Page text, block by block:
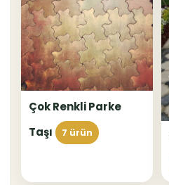
Çok Renkli Parke
Taşı
7 ürün